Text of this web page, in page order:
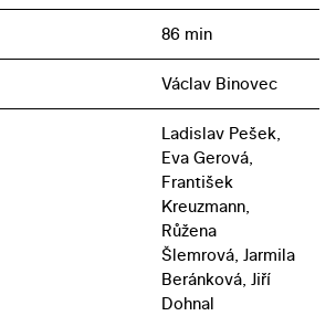
86 min
Václav Binovec
Ladislav Pešek,
Eva Gerová,
František
Kreuzmann,
Růžena
Šlemrová, Jarmila
Beránková, Jiří
Dohnal